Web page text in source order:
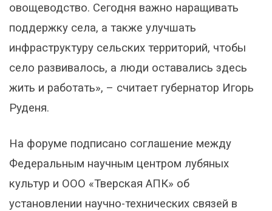
овощеводство. Сегодня важно наращивать
поддержку села, а также улучшать
инфраструктуру сельских территорий, чтобы
село развивалось, а люди оставались здесь
жить и работать», – считает губернатор Игорь
Руденя.
На форуме подписано соглашение между
Федеральным научным центром лубяных
культур и ООО «Тверская АПК» об
установлении научно-технических связей в